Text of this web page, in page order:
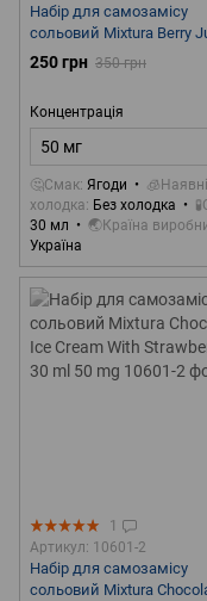
Набір для самозамісу
сольовий Mixtura Berry
30 ml 50 mg
250 грн 350 грн
Концентрація
50 мг
🤔Смак Ягоди
холодка
Без холодка
30 мл
🌏Країна
Україна
1
Артикул: 10601-2
Набір для самозамісу
сольовий Mixtura